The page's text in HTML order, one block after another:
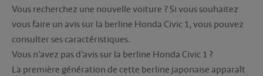
Vous recherchez une nouvelle voiture ? Si vous souhaitez
vous faire un avis sur la berline Honda Civic 1, vous pouvez
consulter ses caractéristiques.
Vous n’avez pas d’avis sur la berline Honda Civic 1 ?
La première génération de cette berline japonaise apparaît